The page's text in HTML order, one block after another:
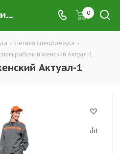
Костюм рабочий женский Актуал-1 купить в Екатеринбурге по низким ценам оптом — интернет-магазин летних рабочих костюмов в розницу компании ТД УРАЛСИЗ 0
- Летняя спецодежда -
рабочий женский Актуал-1
Актуал-1